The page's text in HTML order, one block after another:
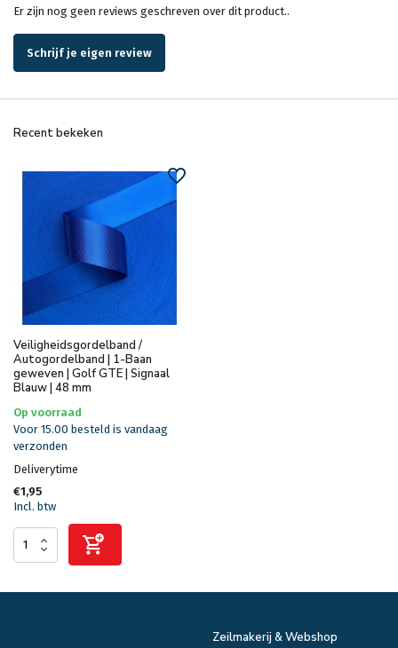
Er zijn nog geen reviews geschreven over dit product..
Schrijf je eigen review
Recent bekeken
Veiligheidsgordelband /
Autogordelband | 1-Baan
geweven | Golf GTE | Signaal
Blauw | 48 mm
Op voorraad
Voor 15.00 besteld is vandaag
verzonden
Deliverytime
€1,95
Incl. btw
Zeilmakerij & Webshop